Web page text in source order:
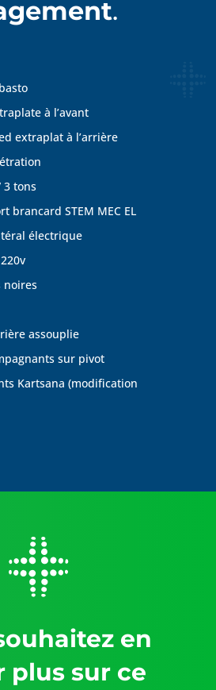
.
à l’avant
extraplat à l’arrière
3 tons
brancard STEM MEC EL
électrique
noires
assouplie
sur pivot
Kartsana (modification
en
plus sur ce